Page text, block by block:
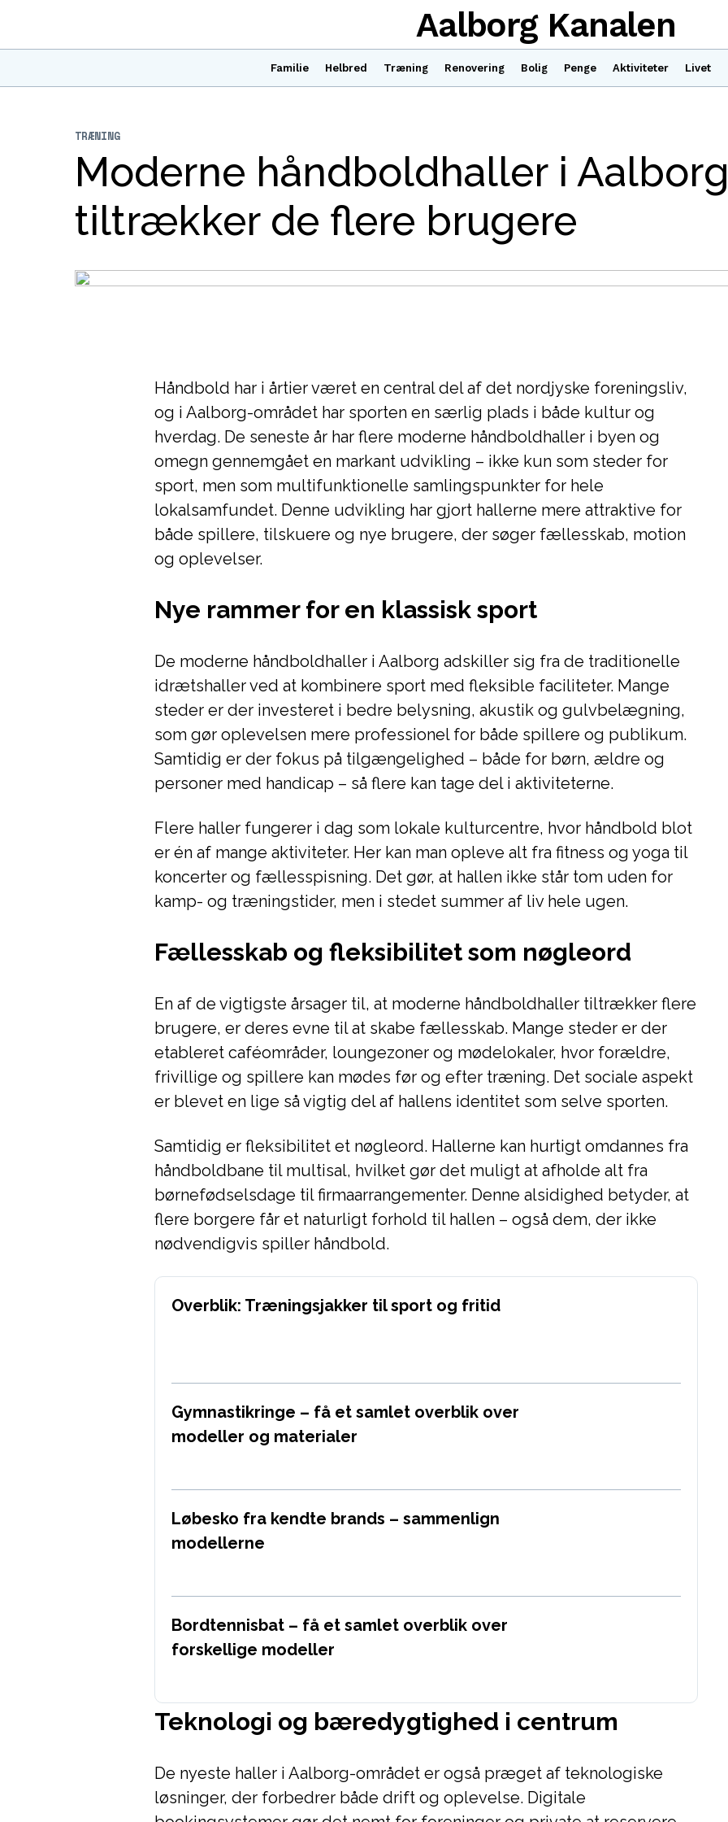
Familie Helbred Træning Renovering Bolig Penge Aktiviteter Livet
Aalborg Kanalen
Moderne håndboldhaller i
tiltrækker de flere brugere
TRÆNING
Håndbold har i årtier været en central del af det nordjyske foreningsliv,
og i Aalborg-området har sporten en særlig plads i både kultur og
hverdag. De seneste år har flere moderne håndboldhaller i byen og
omegn gennemgået en markant udvikling – ikke kun som steder for
sport, men som multifunktionelle samlingspunkter for hele
lokalsamfundet. Denne udvikling har gjort hallerne mere attraktive for
både spillere, tilskuere og nye brugere, der søger fællesskab, motion
og oplevelser.
Nye rammer for en klassisk sport
De moderne håndboldhaller i Aalborg adskiller sig fra de traditionelle
idrætshaller ved at kombinere sport med fleksible faciliteter. Mange
steder er der investeret i bedre belysning, akustik og gulvbelægning,
som gør oplevelsen mere professionel for både spillere og publikum.
Samtidig er der fokus på tilgængelighed – både for børn, ældre og
personer med handicap – så flere kan tage del i aktiviteterne.
Flere haller fungerer i dag som lokale kulturcentre, hvor håndbold blot
er én af mange aktiviteter. Her kan man opleve alt fra fitness og yoga til
koncerter og fællesspisning. Det gør, at hallen ikke står tom uden for
kamp- og træningstider, men i stedet summer af liv hele ugen.
Fællesskab og fleksibilitet som nøgleord
En af de vigtigste årsager til, at moderne håndboldhaller tiltrækker flere
brugere, er deres evne til at skabe fællesskab. Mange steder er der
etableret caféområder, loungezoner og mødelokaler, hvor forældre,
frivillige og spillere kan mødes før og efter træning. Det sociale aspekt
er blevet en lige så vigtig del af hallens identitet som selve sporten.
Samtidig er fleksibilitet et nøgleord. Hallerne kan hurtigt omdannes fra
håndboldbane til multisal, hvilket gør det muligt at afholde alt fra
børnefødselsdage til firmaarrangementer. Denne alsidighed betyder, at
flere borgere får et naturligt forhold til hallen – også dem, der ikke
nødvendigvis spiller håndbold.
Overblik: Træningsjakker til sport og fritid
Gymnastikringe – få et samlet overblik over
modeller og materialer
Løbesko fra kendte brands – sammenlign
modellerne
Bordtennisbat – få et samlet overblik over
forskellige modeller
Teknologi og bæredygtighed i centrum
De nyeste haller i Aalborg-området er også præget af teknologiske
løsninger, der forbedrer både drift og oplevelse. Digitale